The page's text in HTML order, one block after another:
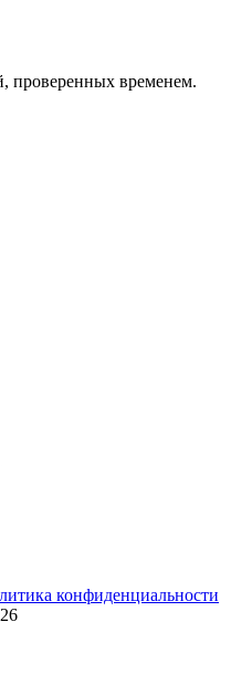
проверенных временем.
конфиденциальности